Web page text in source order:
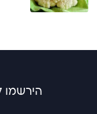
הירשמו